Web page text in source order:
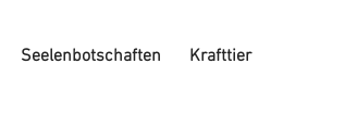
Seelenbotschaften Krafttier